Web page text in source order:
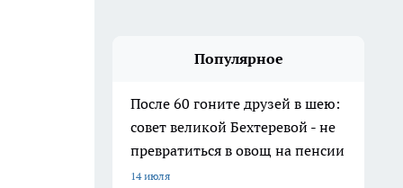
Популярное
После 60 гоните друзей в шею:
совет великой Бехтеревой - не
превратиться в овощ на пенсии
14 июля